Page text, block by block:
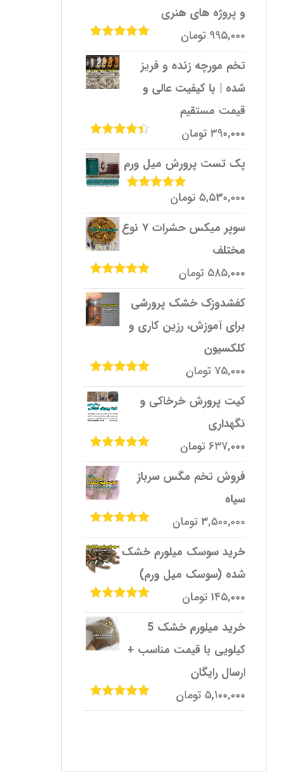
و پروژه‌ های هنری
۹۹۵,۰۰۰ تومان
تخم مورچه زنده و فریز
شده | با کیفیت عالی و
قیمت مستقیم
۳۹۰,۰۰۰ تومان
پک تست پرورش میل ‌ورم
امتیاز ۵,۵۳۰,۰۰۰ تومان
سوپر میکس حشرات ۷ نوع
مختلف
۵۸۵,۰۰۰ تومان
کفشدوزک خشک پرورشی
برای آموزش، رزین کاری و
کلکسیون
۷۵,۰۰۰ تومان
کیت پرورش خرخاکی و
نگهداری
۶۳۷,۰۰۰ تومان
فروش تخم مگس سرباز
سیاه
۳,۵۰۰,۰۰۰ تومان
خرید سوسک میلورم خشک
شده (سوسک میل ورم)
5
۱۴۵,۰۰۰ تومان
خرید میلورم خشک 5
کیلویی با قیمت مناسب +
ارسال رایگان
۵,۱۰۰,۰۰۰ تومان